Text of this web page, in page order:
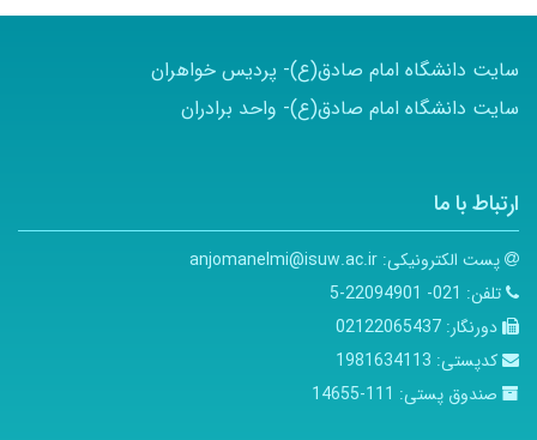
سایت دانشگاه امام صادق(ع)- پردیس خواهران
سایت دانشگاه امام صادق(ع)- واحد برادران
ارتباط با ما
پست الکترونیکی: anjomanelmi@isuw.ac.ir
تلفن: 021- 22094901-5
دورنگار: 02122065437
کدپستی: 1981634113
صندوق پستی: 111-14655